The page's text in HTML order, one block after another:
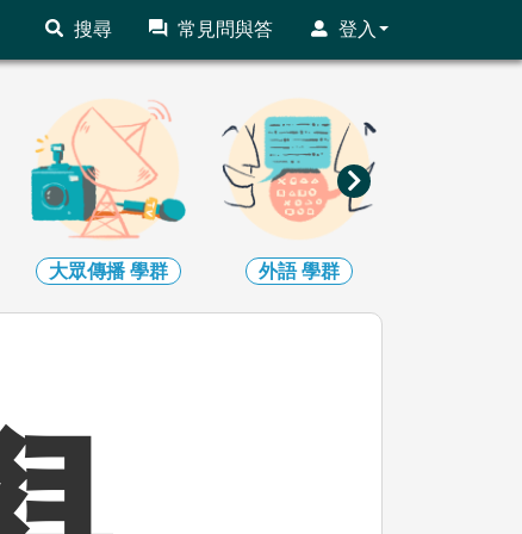
搜尋 常見問與答 登入
外語學群 文史哲學群